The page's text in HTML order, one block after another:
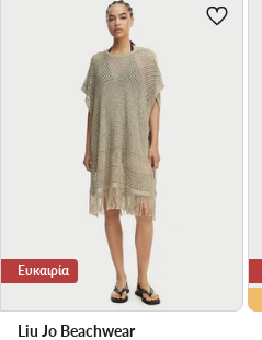
Ευκαιρία
Liu Jo Beachwear